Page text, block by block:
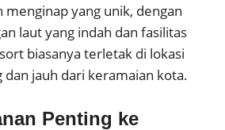
menginap yang unik, dengan
laut yang indah dan fasilitas
biasanya terletak di lokasi
dan jauh dari keramaian kota.
Penting ke